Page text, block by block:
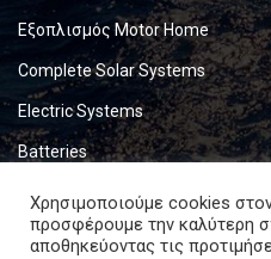
Εξοπλισμός Motor Home
Complete Solar Systems
Electric Systems
Batteries
Set & Fold Solar Panels
Marine Equipment
Χρησιμοποιούμε cookies
προσφέρουμε την καλύτερη
αποθηκεύοντας τις